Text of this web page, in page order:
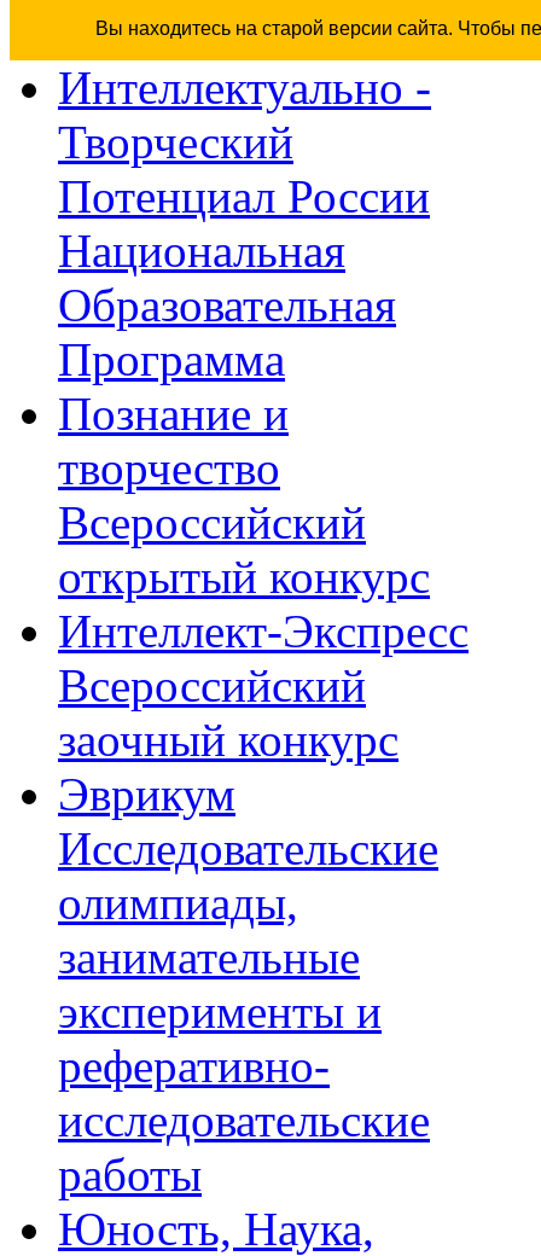
Вы находитесь на старой версии сайта. Чтобы
Интеллектуально -
Творческий
Потенциал России
Национальная
Образовательная
Программа
Познание и
творчество
Всероссийский
открытый конкурс
Интеллект-Экспресс
Всероссийский
заочный конкурс
Эврикум
Исследовательские
олимпиады,
занимательные
эксперименты и
реферативно-
исследовательские
работы
Юность, Наука,